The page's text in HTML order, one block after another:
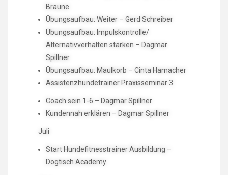
Braune
Übungsaufbau: Weiter – Gerd Schreiber
Übungsaufbau: Impulskontrolle/
Alternativverhalten stärken – Dagmar
Spillner
Übungsaufbau: Maulkorb – Cinta Hamacher
Assistenzhundetrainer Praxisseminar 3
Coach sein 1-6 – Dagmar Spillner
Kundennah erklären – Dagmar Spillner
Juli
Start Hundefitnesstrainer Ausbildung –
Dogtisch Academy